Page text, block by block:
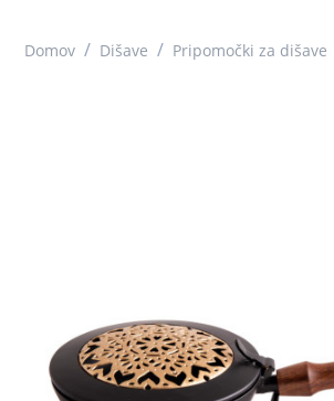
Domov / Dišave / Pripomočki za dišave